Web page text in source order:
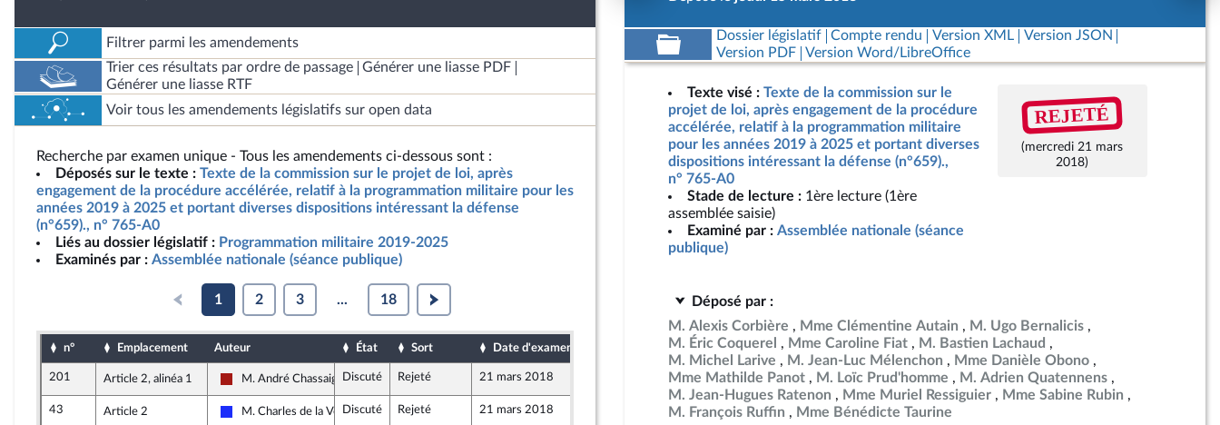
Filtrer parmi les amendements
Trier ces résultats par ordre de passage
Générer une liasse PDF
Générer une liasse RTF
Voir tous les amendements législatifs sur open data
Recherche par examen unique - Tous les amendements ci-dessous sont :
Déposés sur le texte : Texte de la commission sur le projet de loi, après
engagement de la procédure accélérée, relatif à la programmation militaire pour les
années 2019 à 2025 et portant diverses dispositions intéressant la défense
(n°659)., n° 765-A0
Liés au dossier législatif : Programmation militaire 2019-2025
Examinés par : Assemblée nationale (séance publique)
1 2 3 ... 18
n° Emplacement Auteur État Sort Date d'examen Date de dépôt
201 Article 2, alinéa 1
Gauche démocrate et républicaine
M. André ChassaigneDiscuté Rejeté 21 mars 2018
43 Article 2
Les Républicains
M. Charles de la Verpillière
Discuté Rejeté 21 mars 2018
Dossier législatif Compte rendu Version XML
Version JSON
Version PDF
Version Word/LibreOffice
Texte visé : Texte de la commission sur le
projet de loi, après engagement de la procédure
accélérée, relatif à la programmation militaire
pour les années 2019 à 2025 et portant diverses
dispositions intéressant la défense (n°659).,
n° 765-A0
Stade de lecture : 1ère lecture (1ère
assemblée saisie)
Examiné par : Assemblée nationale (séance
publique)
REJETÉ
(mercredi 21 mars
2018)
Déposé par :
M. Alexis Corbière
Mme Clémentine Autain
M. Ugo Bernalicis
M. Éric Coquerel
Mme Caroline Fiat
M. Bastien Lachaud
M. Michel Larive
M. Jean-Luc Mélenchon
Mme Danièle Obono
Mme Mathilde Panot
M. Loïc Prud'homme
M. Adrien Quatennens
M. Jean-Hugues Ratenon
Mme Muriel Ressiguier
Mme Sabine Rubin
M. François Ruffin
Mme Bénédicte Taurine